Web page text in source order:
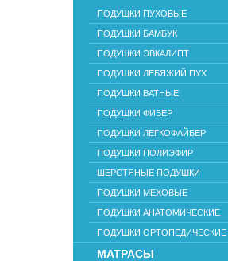
ПОДУШКИ ПУХОВЫЕ
ПОДУШКИ БАМБУК
ПОДУШКИ ЭВКАЛИПТ
ПОДУШКИ ЛЕБЯЖИЙ ПУХ
ПОДУШКИ ВАТНЫЕ
ПОДУШКИ ФИБЕР
ПОДУШКИ ЛЕГКОФАЙБЕР
ПОДУШКИ ПОЛИЭФИР
ШЕРСТЯНЫЕ ПОДУШКИ
ПОДУШКИ МЕХОВЫЕ
ПОДУШКИ АНАТОМИЧЕСКИЕ
ПОДУШКИ ОРТОПЕДИЧЕСКИЕ
МАТРАСЫ